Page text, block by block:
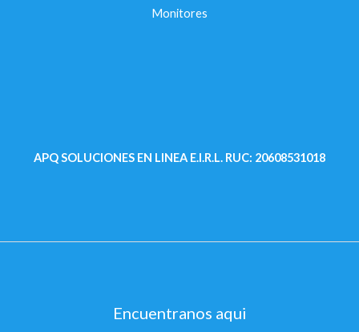
Monitores
APQ SOLUCIONES EN LINEA E.I.R.L. RUC: 20608531018
Encuentranos aqui